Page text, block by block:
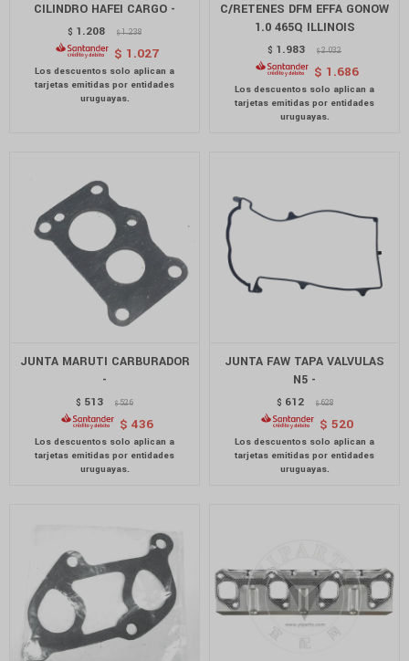
CILINDRO HAFEI CARGO -
$ 1.208 $1.238
$ 1.027
C/RETENES DFM EFFA GONOW
1.0 465Q ILLINOIS
$ 1.983 $2.032
$ 1.686
JUNTA MARUTI CARBURADOR
-
$ 513 $526
$ 436
JUNTA FAW TAPA VALVULAS
N5 -
$ 612 $628
$ 520